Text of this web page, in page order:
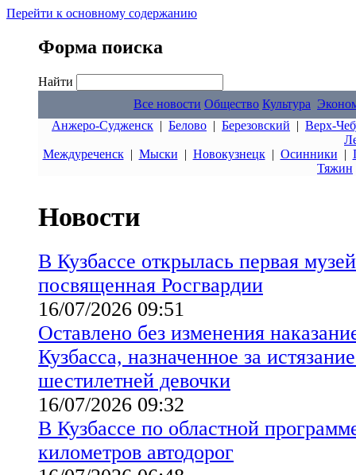
Перейти к основному содержанию
Форма поиска
Найти
Все новости Общество Культура
Анжеро-Судженск | Белово | Березовский | Верх-
Междуреченск| Мыски | Новокузнецк| Осинники |
Тяжин
Новости
В Кузбассе открылась первая
посвященная Росгвардии
16/07/2026 09:51
Оставлено без изменения
Кузбасса, назначенное за
шестилетней девочки
16/07/2026 09:32
В Кузбассе по областной
километров автодорог